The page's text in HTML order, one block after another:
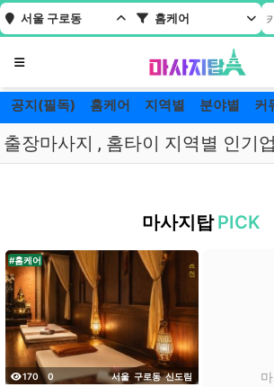
서울 구로동 홈케어
메뉴
공지(필독) 홈케어 지역별 분야별 커
출장마사지 , 홈타이 지역별 인기
로
동
홈
케
어
잘
하
마사지탑 PICK
170조회
0 서울 구로동 신도림
#홈케어